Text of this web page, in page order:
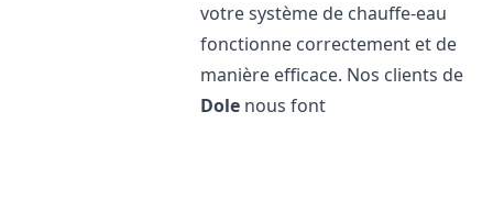
votre système de chauffe-eau
fonctionne correctement et de
manière efficace. Nos clients de
Dole nous font